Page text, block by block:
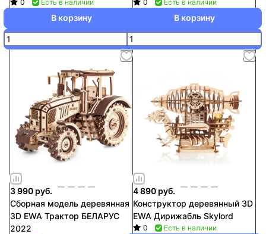
0 Есть в наличии
В корзину
0 Есть в наличии
В корзину
3 990 руб.
Сборная модель деревянная
3D EWA Трактор БЕЛАРУС
2022
4 890 руб.
Конструктор деревянный 3D
EWA Дирижабль Skylord
0 Есть в наличии